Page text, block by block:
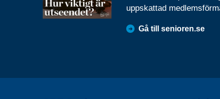
uppskattad
Gå till senioren.se